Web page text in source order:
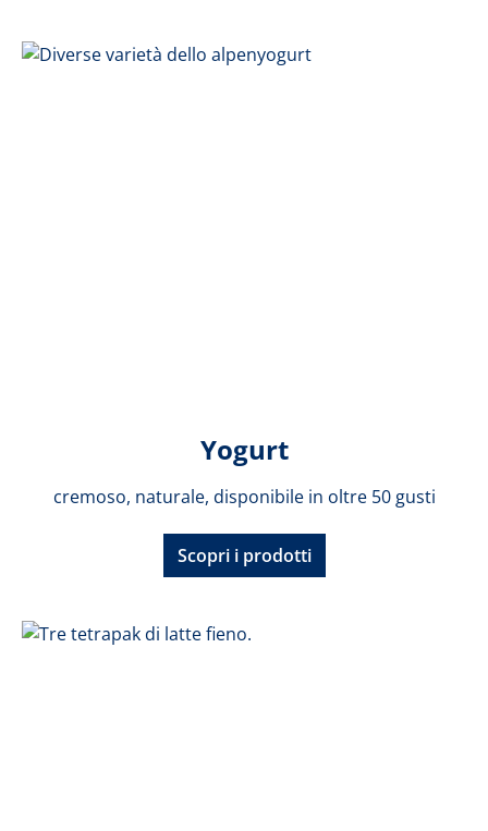
Yogurt
cremoso, naturale, disponibile in oltre 50 gusti
Scopri i prodotti